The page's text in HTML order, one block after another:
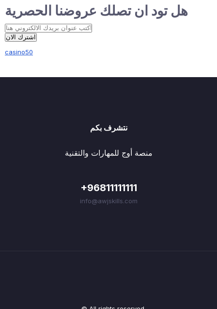
هل تود ان تصلك عروضنا الحصرية
اشترك الان
casino50
نتشرف بكم
منصة أوج للمهارات والتقنية
+96811111111
info@awjskills.com